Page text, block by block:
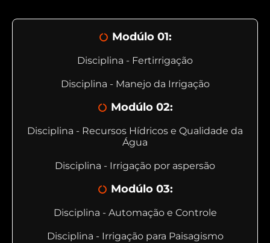
Modúlo 01:
Disciplina - Fertirrigação
Disciplina - Manejo da Irrigação
Modúlo 02:
Disciplina - Recursos Hídricos e Qualidade da
Água
Disciplina - Irrigação por aspersão
Modúlo 03:
Disciplina - Automação e Controle
Disciplina - Irrigação para Paisagismo